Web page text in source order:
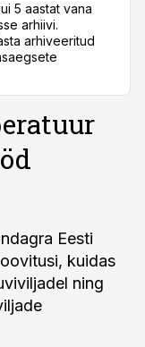
5 aastat vana
arhiivi.
arhiveeritud
Eesti
kuidas
ning